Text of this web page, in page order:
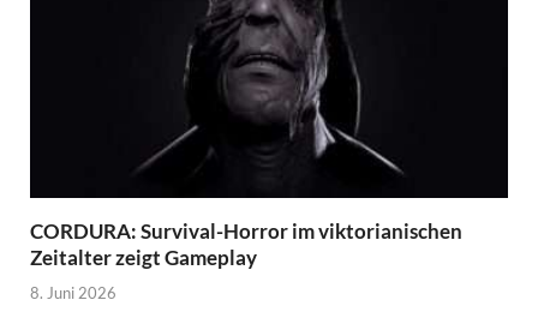
CORDURA: Survival-Horror im viktorianischen
Zeitalter zeigt Gameplay
8. Juni 2026